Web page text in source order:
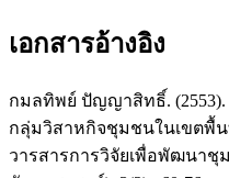
เอกสารอ้างอิง
กมลทิพย์ ปัญญาสิทธิ์.
กลุ่มวิสาหกิจชุมชนในเขตพื้
วารสารการวิจัยเพื่อพัฒนา